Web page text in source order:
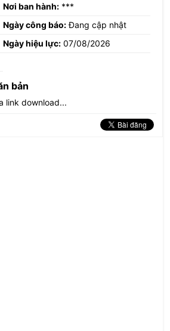
Nơi ban hành: ***
Ngày công báo:Đang cập nhật
Ngày hiệu lực: 07/08/2026
bản
link download...